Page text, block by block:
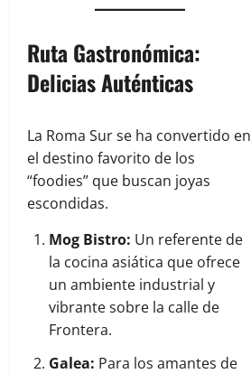
Ruta Gastronómica:
Delicias Auténticas
La Roma Sur se ha convertido en
el destino favorito de los
“foodies” que buscan joyas
escondidas.
Mog Bistro: Un referente de
la cocina asiática que ofrece
un ambiente industrial y
vibrante sobre la calle de
Frontera.
Galea: Para los amantes de